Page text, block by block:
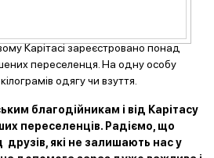
Карітасі зареєстровано понад
переселенця. На одну особу
одягу чи взуття.
благодійникам і від Карітасу
переселенців. Радіємо, що
які не залишають нас у